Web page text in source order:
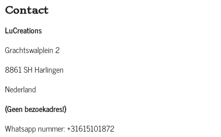
Contact
LuCreations
Grachtswalplein 2
8861 SH Harlingen
Nederland
(Geen bezoekadres!)
Whatsapp nummer: +31615101872